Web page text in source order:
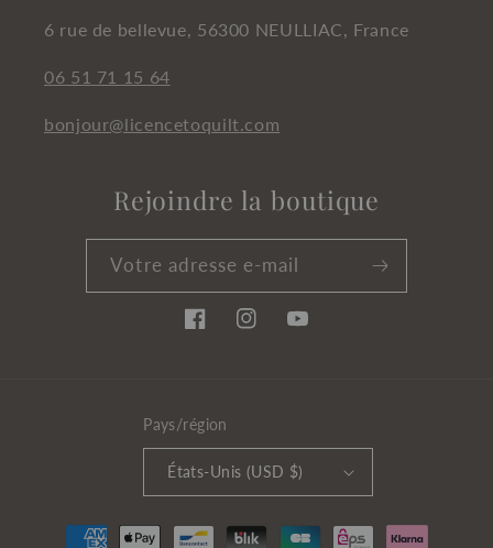
6 rue de bellevue, 56300 NEULLIAC, France
06 51 71 15 64
bonjour@licencetoquilt.com
Rejoindre la boutique
Votre adresse e-mail
FacebookInstagramYouTube
Pays/région
États-Unis (USD $)
Moyens